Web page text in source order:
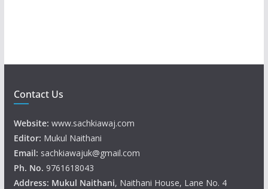
Contact Us
Website: www.sachkiawaj.com
Editor: Mukul Naithani
Email: sachkiawajuk@gmail.com
Ph. No. 9761618043
Address: Mukul Naithani, Naithani House, Lane No. 4